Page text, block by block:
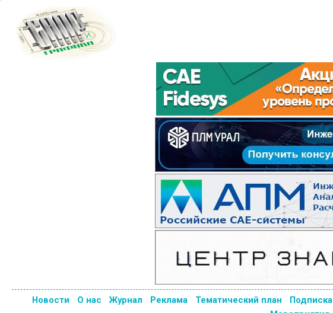
Новости О нас Журнал Реклама Тематический план Подписка